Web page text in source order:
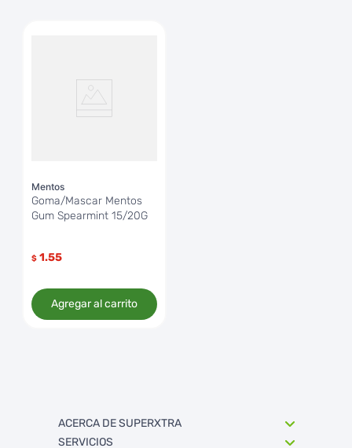
Mentos
Goma/Mascar Mentos
Gum Spearmint 15/20G
$ 1.55
Agregar al carrito
ACERCA DE SUPERXTRA
Quienes somos
SERVICIOS